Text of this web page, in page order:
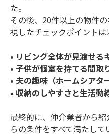
た。
その後、20件以上の物件
視したチェックポイントは
• リビング全体が見渡せる
• 子供が個室を持てる間取
• 夫の趣味（ホームシアタ
• 収納のしやすさと生活動
最終的に、仲介業者から
らの条件をすべて満たし